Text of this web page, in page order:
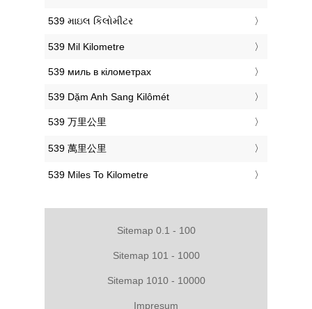
‎539 માઇલ કિલોમીટર
‎539 Mil Kilometre
‎539 миль в кілометрах
‎539 Dặm Anh Sang Kilômét
‎539 万里公里
‎539 萬里公里
‎539 Miles To Kilometre
Sitemap 0.1 - 100
Sitemap 101 - 1000
Sitemap 1010 - 10000
Impresum